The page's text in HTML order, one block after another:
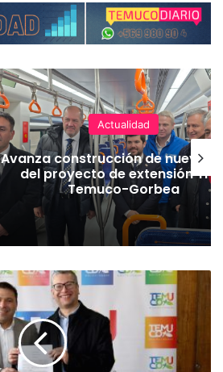
Actualidad
Avanza construcción de nuevas
del proyecto de extensión
Temuco-Gorbea